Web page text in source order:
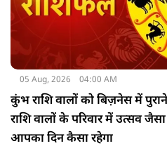
05 Aug, 2026 04:00 AM
कुंभ राशि वालों को बिज़नेस में
राशि वालों के परिवार में उत्सव
आपका दिन कैसा रहेगा